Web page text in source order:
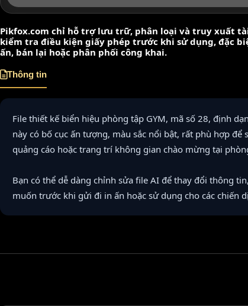
Pikfox.com chỉ hỗ trợ lưu trữ, phân loại và truy xuất
kiểm tra điều kiện giấy phép trước khi sử dụng, đặc
ấn, bán lại hoặc phân phối công khai.
Thông tin
File thiết kế biển hiệu phòng tập GYM, mã số 28, định
này có bố cục ấn tượng, màu sắc nổi bật, rất phù hợp
quảng cáo hoặc trang trí không gian chào mừng tại
Bạn có thể dễ dàng chỉnh sửa file AI để thay đổi thông
muốn trước khi gửi đi in ấn hoặc sử dụng cho các chiến